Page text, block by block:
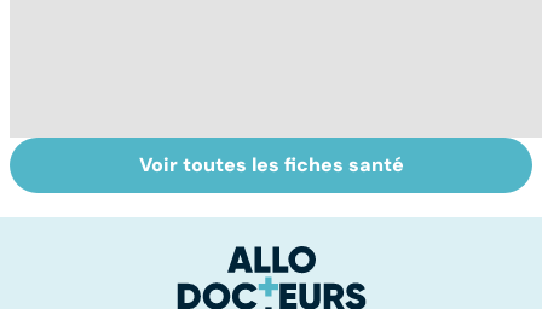
Grand froid : nos
conseils
Perturbateurs
endocriniens :
notre santé
Voir toutes les fiches santé